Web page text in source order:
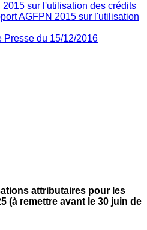
2015 sur l'utilisation des crédits
AGFPN 2015 sur l'utilisation
Presse du 15/12/2016
attributaires pour les
(à remettre avant le 30 juin de